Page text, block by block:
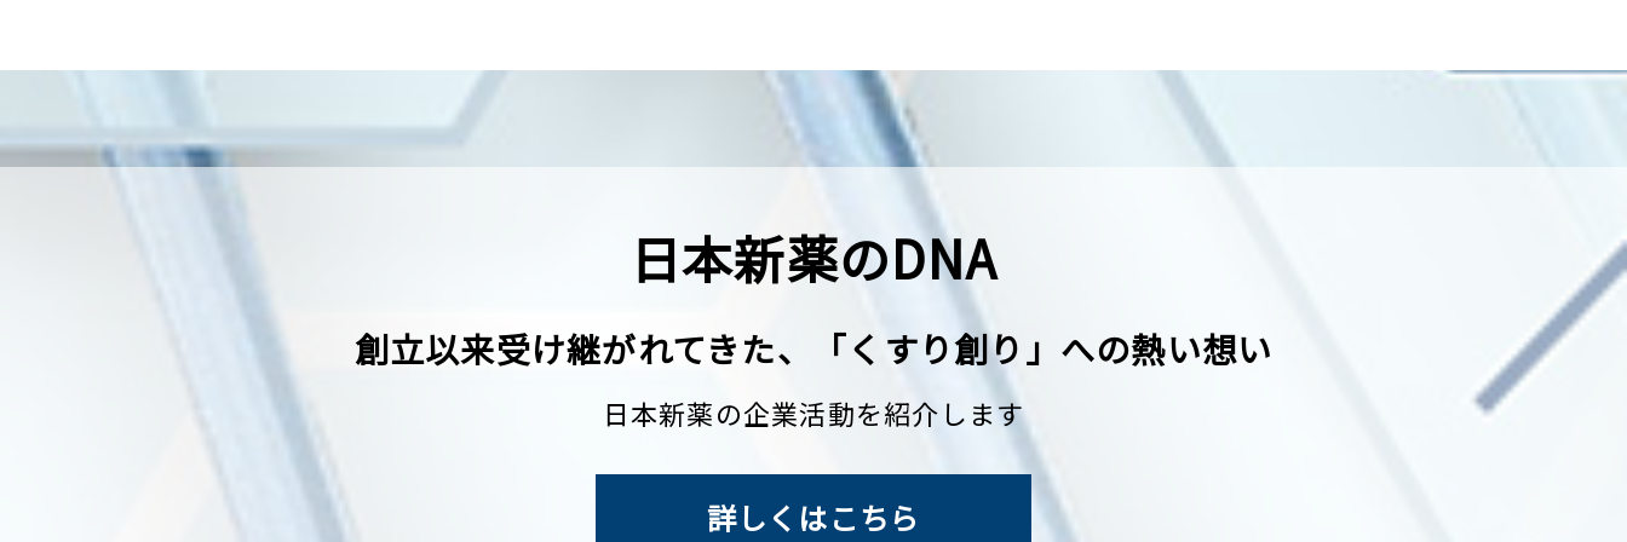
日本新薬のDNA
創立以来受け継がれてきた、 「くすり創り」への熱い想い
日本新薬の企業活動を紹介します
詳しくはこちら